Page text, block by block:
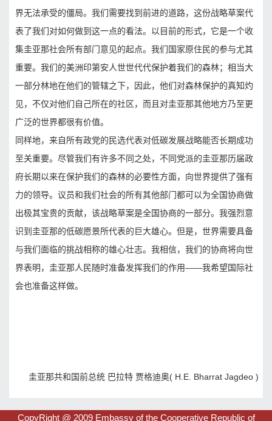
界无法承受的僵局。我们需要找到前进的道路，这份战略草案代
表了我们对如何做到这一点的看法。以目前的形式，它是一个收
集圭亚那社会所有部门意见的起点。我们国家原住民的参与尤其
重要。我们的美洲印第安人世世代代保护着我们的森林；相当大
一部分林地在他们的管辖之下，因此，他们对森林保护的真知灼
见，不仅对他们自己所在的社区，而且对圭亚那其他地方乃至更
广泛的世界都很有价值。
同样地，来自所有政党的民选代表对低碳发展战略能否长期成功
至关重要。尽管我们有许多不同之处，不同党派的圭亚那历届政
府长期以来在保护我们的森林的必要性方面，向世界提供了强有
力的领导。议员和我们社会的所有其他部门都可以为全国协商做
出极其宝贵的贡献，该战略草案是全国协商的一部分。我强烈意
识到圭亚那的低碳愿景所代表的巨大雄心。但是，世界需要具备
与我们面临的挑战相称的雄心壮志。我相信，我们的协商将向世
界表明，圭亚那人民随时准备发挥我们的作用——我希望国际社
会也准备这样做。
圭亚那共和国前总统 巴拉特 贾格迪奥( H.E. Bharrat Jagdeo )
CopyRight @ 2009 Embassy of the Cooperative Republic of